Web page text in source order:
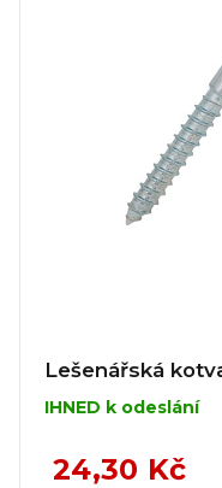
Lešenářská
IHNED k odeslání
24,30 Kč